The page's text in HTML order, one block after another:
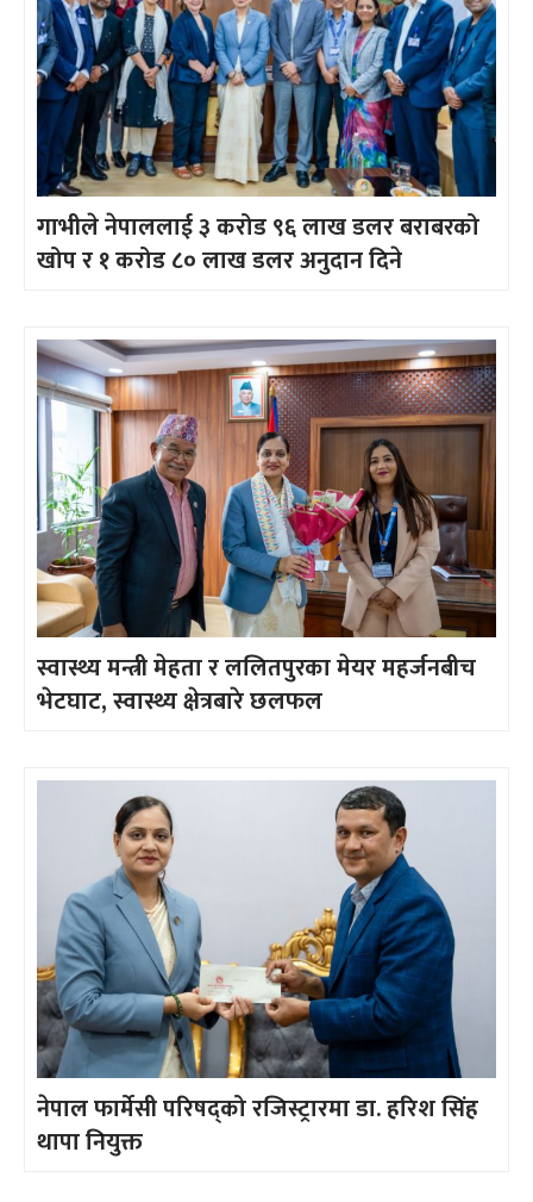
गाभीले नेपाललाई ३ करोड ९६ लाख डलर बराबरको
खोप र १ करोड ८० लाख डलर अनुदान दिने
स्वास्थ्य मन्त्री मेहता र ललितपुरका मेयर महर्जनबीच
भेटघाट, स्वास्थ्य क्षेत्रबारे छलफल
नेपाल फार्मेसी परिषद्को रजिस्ट्रारमा डा. हरिश सिंह
थापा नियुक्त